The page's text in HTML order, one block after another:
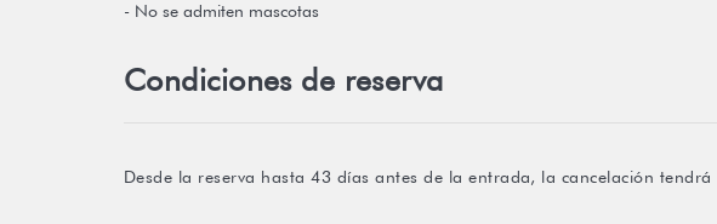
- No se admiten mascotas
Condiciones de reserva
Desde la reserva hasta 43 días antes de la entrada, la cancelación